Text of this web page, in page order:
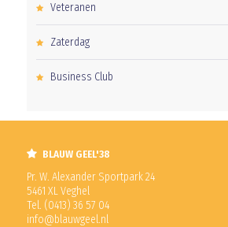
Veteranen
Zaterdag
Business Club
BLAUW GEEL'38
Pr. W. Alexander Sportpark 24
5461 XL Veghel
Tel. (0413) 36 57 04
info@blauwgeel.nl